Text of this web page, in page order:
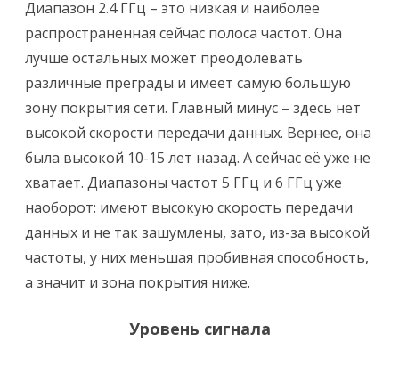
Диапазон 2.4 ГГц – это низкая и наиболее
распространённая сейчас полоса частот. Она
лучше остальных может преодолевать
различные преграды и имеет самую большую
зону покрытия сети. Главный минус – здесь нет
высокой скорости передачи данных. Вернее, она
была высокой 10-15 лет назад. А сейчас её уже не
хватает. Диапазоны частот 5 ГГц и 6 ГГц уже
наоборот: имеют высокую скорость передачи
данных и не так зашумлены, зато, из-за высокой
частоты, у них меньшая пробивная способность,
а значит и зона покрытия ниже.
Уровень сигнала